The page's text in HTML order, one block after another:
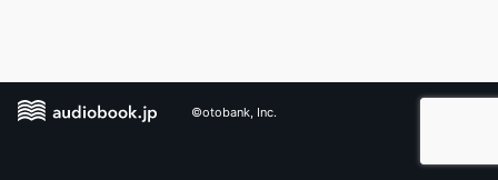
©otobank, Inc.